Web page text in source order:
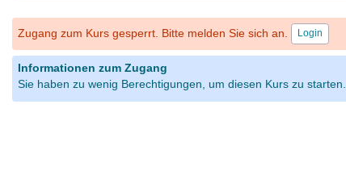
Zugang zum Kurs gesperrt. Bitte melden Sie sich an. Login
Informationen zum Zugang
Sie haben zu wenig Berechtigungen, um diesen Kurs zu starten.